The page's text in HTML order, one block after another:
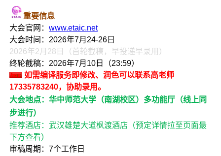
重要信息
大会官网：www.etaic.net
大会时间：2026年7月24-26日
2026年2月28日（首轮截稿，早投递早录用）
终轮截稿：2026年7月10日（23:59）
如需编译服务即修改、润色可以联系高老师
17335783240，协助录用。
大会地点：华中师范大学（南湖校区）多功能厅（线上同
步进行）
推荐酒店：武汉雄楚大道枫渡酒店（预定详情拉至页面最
下方查看）
审稿周期：7个工作日